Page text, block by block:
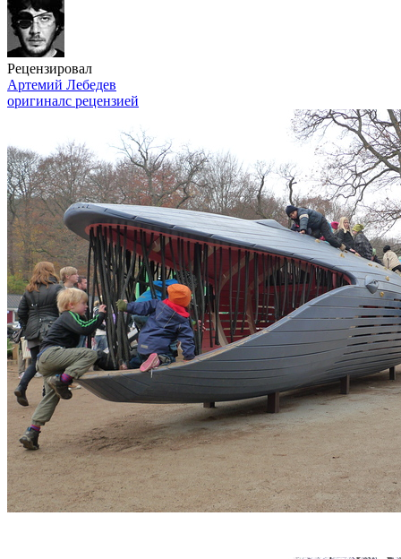
Рецензировал
Артемий Лебедев
оригиналс рецензией